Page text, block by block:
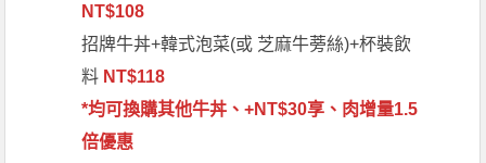
NT$108
招牌牛丼+韓式泡菜(或 芝麻牛蒡絲)+杯裝飲
料 NT$118
*均可換購其他牛丼、+NT$30享、肉增量1.5
倍優惠